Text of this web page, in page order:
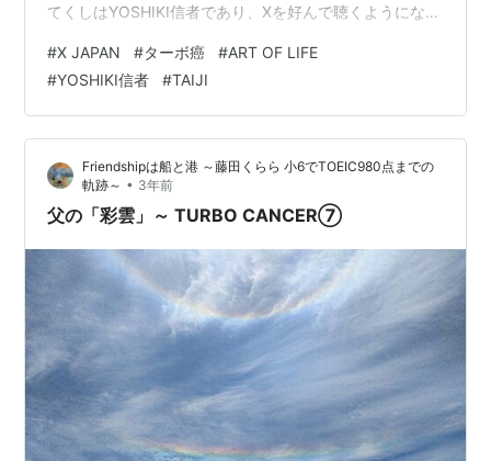
てくしはYOSHIKI信者であり、Xを好んで聴くようになっ
も言えます。 色々比較されたとは思いますが、わてくし
はTAIJI氏の言動には常に？？？でした。 彼は彼なりに病
んでいたとは思いますが・・・。 スレンダーな足を肩幅
くらいに広げたそのステージでの佇まいには色気があり
ました。 「ART OF LIFE」のイメージ…
#X JAPAN #ターボ癌 #ART OF LIFE
#YOSHIKI信者 #TAIJI
Friendshipは船と港 ～藤田くらら 小6でTOEIC980点までの
軌跡～ • 3年前
父の「彩雲」～ TURBO CANCER⑦